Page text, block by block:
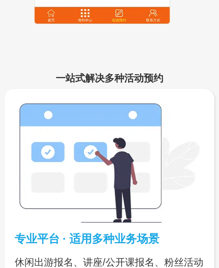
一站式解决多种活动预约
专业平台 · 适用多种业务场景
休闲出游报名、讲座/公开课报名、粉丝活动